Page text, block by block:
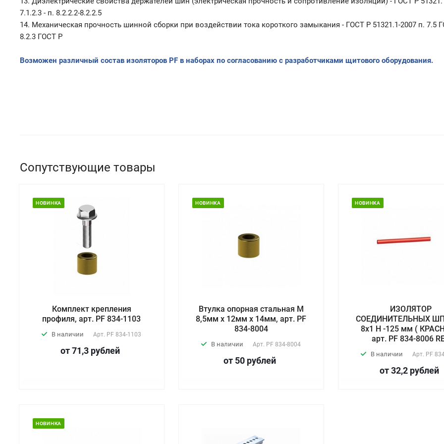
7.1.2.3 - п. 8.2.2.2-8.2.2.5
14. Механическая прочность шинной сборки при воздействии тока короткого замыкания - ГОСТ Р 51321.1-2007 п. 7.5
8.2.3 ГОСТ Р
Возможен различный состав изоляторов PF в наборах по согласованию с разработчиками щитового оборудования.
Сопутствующие товары
НОВИНКА
Комплект крепления
профиля, арт. PF 834-1103
В наличии Арт. PF 834-1103
от 71,3 рублей
НОВИНКА
Втулка опорная стальная М
8,5мм х 12мм х 14мм, арт. PF
834-8004
В наличии Арт. PF 834-8004
от 50 рублей
НОВИНКА
ИЗОЛЯТОР
СОЕДИНИТЕЛЬНЫХ
8х1 Н -125 мм (
арт. PF 834-8006
В наличии Арт. PF
от 32,2 рублей
НОВИНКА